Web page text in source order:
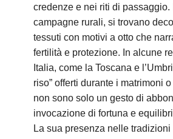
credenze e nei riti di passaggio.
campagne rurali, si trovano
tessuti con motivi a otto che
fertilità e protezione. In alcune
Italia, come la Toscana e
riso” offerti durante i matrimoni
non sono solo un gesto di
invocazione di fortuna e
La sua presenza nelle tradizioni